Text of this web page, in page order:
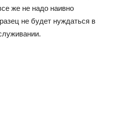
же не надо наивно
не будет нуждаться в